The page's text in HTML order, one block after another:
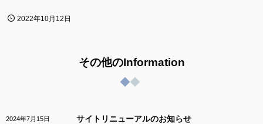
2022年10月12日
その他のInformation
2024年7月15日 サイトリニューアルのお知らせ